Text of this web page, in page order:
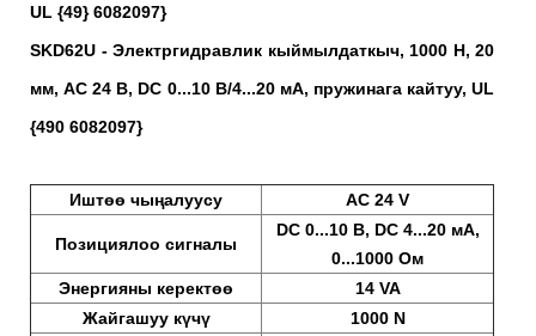
UL {49} 6082097}
SKD62U - Электргидравлик кыймылдаткыч, 1000 Н, 20
мм, AC 24 В, DC 0...10 В/4...20 мА, пружинага кайтуу, UL
{490 6082097}
Иштөө чыңалуусу AC 24 V
Позициялоо сигналы
DC 0...10 В, DC 4...20 мА,
0...1000 Ом
Энергияны керектөө
14 VA
Жайгашуу күчү
1000 N